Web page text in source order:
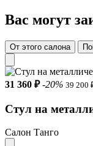
Вас могут
От этого салона
31 360 ₽ -20% 39 200
Стул на
Салон Танго